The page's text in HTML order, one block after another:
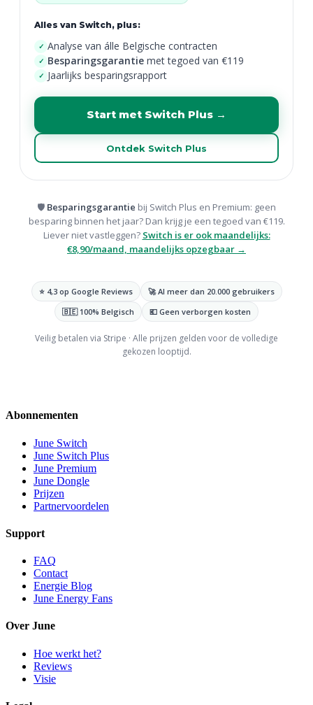
Alles van Switch, plus:
✓ Analyse van álle Belgische contracten
✓ Besparingsgarantie met tegoed van €119
✓ Jaarlijks besparingsrapport
Start met Switch Plus →
Ontdek Switch Plus
🛡️ Besparingsgarantie bij Switch Plus en Premium: geen
besparing binnen het jaar? Dan krijg je een tegoed van €119.
Liever niet vastleggen? Switch is er ook maandelijks:
€8,90/maand, maandelijks opzegbaar →
⭐ 4,3 op Google Reviews
🚀 Al meer dan 20.000 gebruikers
🇧🇪 100% Belgisch
💶 Geen verborgen kosten
Veilig betalen via Stripe · Alle prijzen gelden voor de volledige
gekozen looptijd.
Abonnementen
June Switch
June Switch Plus
June Premium
June Dongle
Prijzen
Partnervoordelen
Support
FAQ
Contact
Energie Blog
June Energy Fans
Over June
Hoe werkt het?
Reviews
Visie